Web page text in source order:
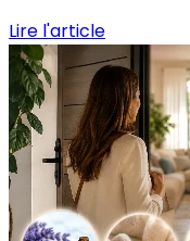
Lire l'article